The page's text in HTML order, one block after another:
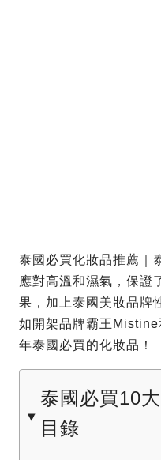
泰國必買化妝品推薦｜
應對高溫和濕氣，保證
果，加上泰國美妝品牌
如開架品牌霸王
年泰國必買的化妝品！
泰國必買10
目錄